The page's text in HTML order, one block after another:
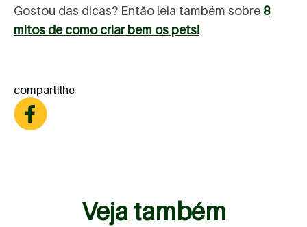
Gostou das dicas? Então leia também sobre 8
mitos de como criar bem os pets!
compartilhe
Veja também